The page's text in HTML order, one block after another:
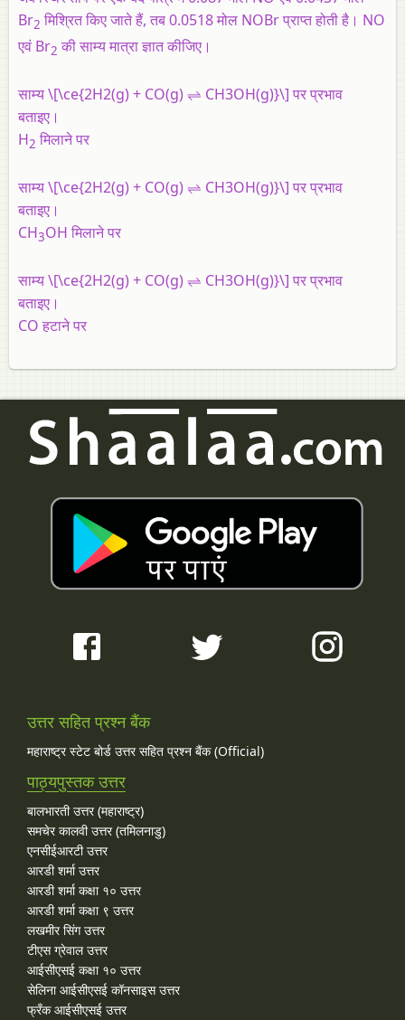
Br2 मिश्रित किए जाते हैं, तब 0.0518 मोल NOBr प्राप्त होती है। NO
एवं Br2 की साम्य मात्रा ज्ञात कीजिए।
साम्य \[\ce{2H2(g) + CO(g) ⇌ CH3OH(g)}\] पर प्रभाव
बताइए।
H2 मिलाने पर
साम्य \[\ce{2H2(g) + CO(g) ⇌ CH3OH(g)}\] पर प्रभाव
बताइए।
CH3OH मिलाने पर
साम्य \[\ce{2H2(g) + CO(g) ⇌ CH3OH(g)}\] पर प्रभाव
बताइए।
CO हटाने पर
उत्तर सहित प्रश्न बैंक
महाराष्ट्र स्टेट बोर्ड उत्तर सहित प्रश्न बैंक (Official)
पाठ्यपुस्तक उत्तर
बालभारती उत्तर (महाराष्ट्र)
समचेर कालवी उत्तर (तमिलनाडु)
एनसीईआरटी उत्तर
आरडी शर्मा उत्तर
आरडी शर्मा कक्षा १० उत्तर
आरडी शर्मा कक्षा ९ उत्तर
लखमीर सिंग उत्तर
टीएस ग्रेवाल उत्तर
आईसीएसई कक्षा १० उत्तर
सेलिना आईसीएसई कॉनसाइस उत्तर
फ्रँक आईसीएसई उत्तर